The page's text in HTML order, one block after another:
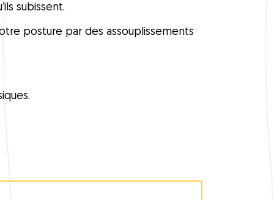
subissent.
posture par des assouplissements